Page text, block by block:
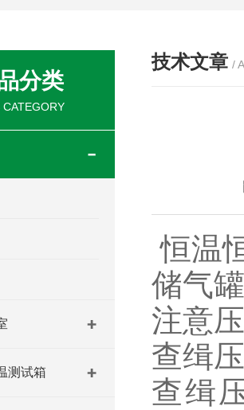
分类
测试箱
技术文章 /
恒温
储气
注意
查缉
查缉